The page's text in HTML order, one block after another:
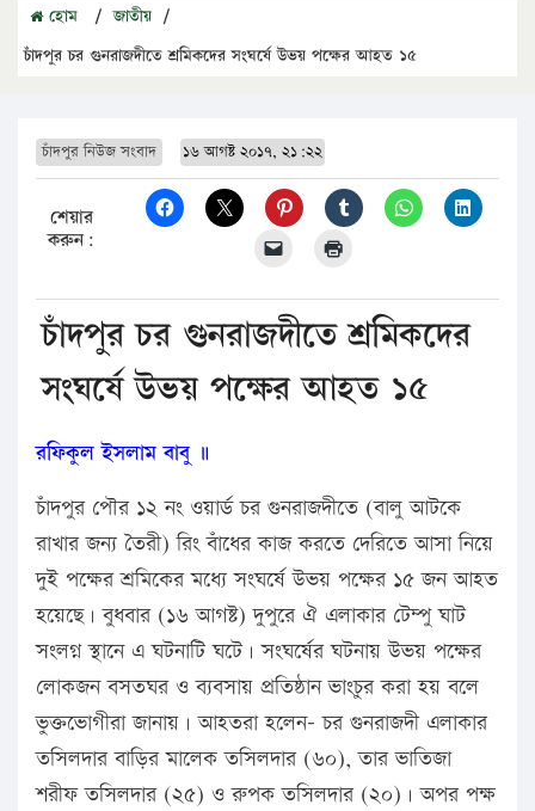
হোম / জাতীয় /
চাঁদপুর চর গুনরাজদীতে শ্রমিকদের সংঘর্ষে উভয় পক্ষের আহত ১৫
চাঁদপুর নিউজ সংবাদ ১৬ আগষ্ট ২০১৭, ২১:২২
শেয়ার
করুন:
চাঁদপুর চর গুনরাজদীতে শ্রমিকদের
সংঘর্ষে উভয় পক্ষের আহত ১৫
রফিকুল ইসলাম বাবু ॥
চাঁদপুর পৌর ১২ নং ওয়ার্ড চর গুনরাজদীতে (বালু আটকে
রাখার জন্য তৈরী) রিং বাঁধের কাজ করতে দেরিতে আসা নিয়ে
দুই পক্ষের শ্রমিকের মধ্যে সংঘর্ষে উভয় পক্ষের ১৫ জন আহত
হয়েছে। বুধবার (১৬ আগষ্ট) দুপুরে ঐ এলাকার টেম্পু ঘাট
সংলগ্ন স্থানে এ ঘটনাটি ঘটে। সংঘর্ষের ঘটনায় উভয় পক্ষের
লোকজন বসতঘর ও ব্যবসায় প্রতিষ্ঠান ভাংচুর করা হয় বলে
ভুক্তভোগীরা জানায়। আহতরা হলেন- চর গুনরাজদী এলাকার
তসিলদার বাড়ির মালেক তসিলদার (৬০), তার ভাতিজা
শরীফ তসিলদার (২৫) ও রুপক তসিলদার (২০)। অপর পক্ষ